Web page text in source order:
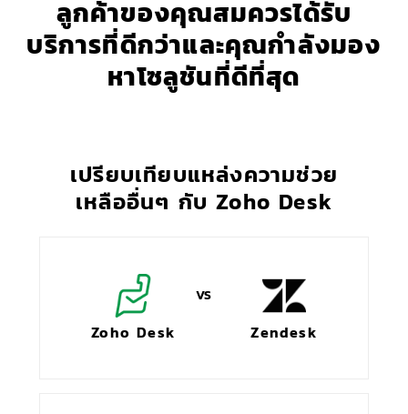
ลูกค้าของคุณสมควรได้รับ
บริการที่ดีกว่าและคุณกำลังมอง
หาโซลูชันที่ดีที่สุด
เปรียบเทียบแหล่งความช่วย
เหลืออื่นๆ กับZoho Desk
Zoho Desk Zendesk